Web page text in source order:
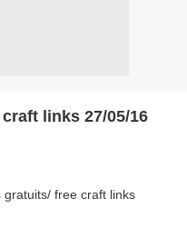
links 27/05/16